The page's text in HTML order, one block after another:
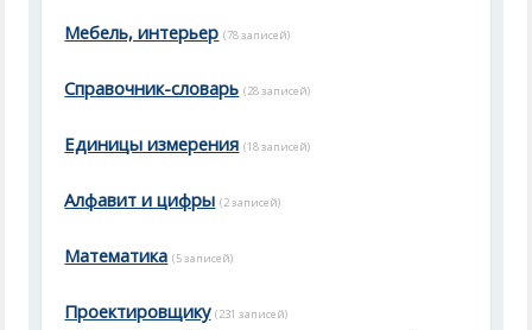
Мебель, интерьер (78 записей)
Справочник-словарь (28 записей)
Единицы измерения (18 записей)
Алфавит и цифры (2 записей)
Математика (5 записей)
Проектировщику (231 записей)